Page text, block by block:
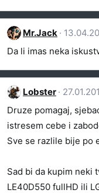
Mr.Jack
Da li imas neka
Lobster
Druze pomagaj,
istresem cebe i
Sve se razlile bije po
Sad bi da kupim neki
LE40D550 fullHD ili